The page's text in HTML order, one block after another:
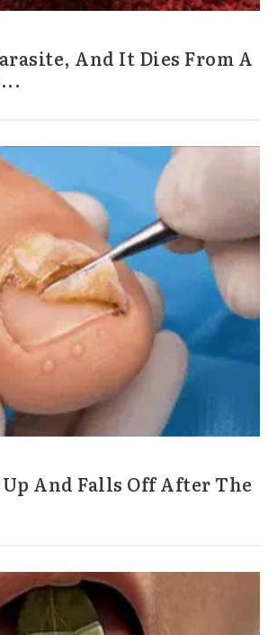
And It Dies From A
And Falls Off After The